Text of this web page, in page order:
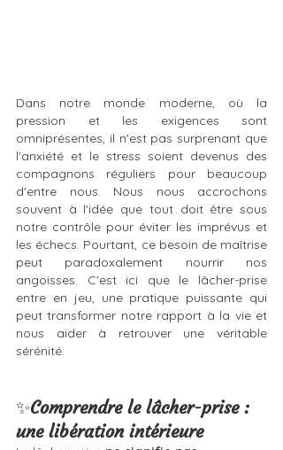
Dans notre monde moderne, où la
pression et les exigences sont
omniprésentes, il n'est pas surprenant que
l'anxiété et le stress soient devenus des
compagnons réguliers pour beaucoup
d'entre nous. Nous nous accrochons
souvent à l'idée que tout doit être sous
notre contrôle pour éviter les imprévus et
les échecs. Pourtant, ce besoin de maîtrise
peut paradoxalement nourrir nos
angoisses. C'est ici que le lâcher-prise
entre en jeu, une pratique puissante qui
peut transformer notre rapport à la vie et
nous aider à retrouver une véritable
sérénité.
✨Comprendre le lâcher-prise :
une libération intérieure